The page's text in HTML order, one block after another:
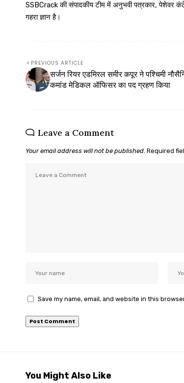
SSBCrack की संपादकीय टीम में अनुभवी पत्रकार, पेशेवर
गहरा ज्ञान है।
PREVIOUS ARTICLE
सर्जन रियर एडमिरल समीर कपूर ने पश्चिमी
कमांड मेडिकल ऑफिसर का पद ग्रहण किया
Leave a Comment
Your email address will not be published. Required
Save my name, email, and website in this
You Might Also Like